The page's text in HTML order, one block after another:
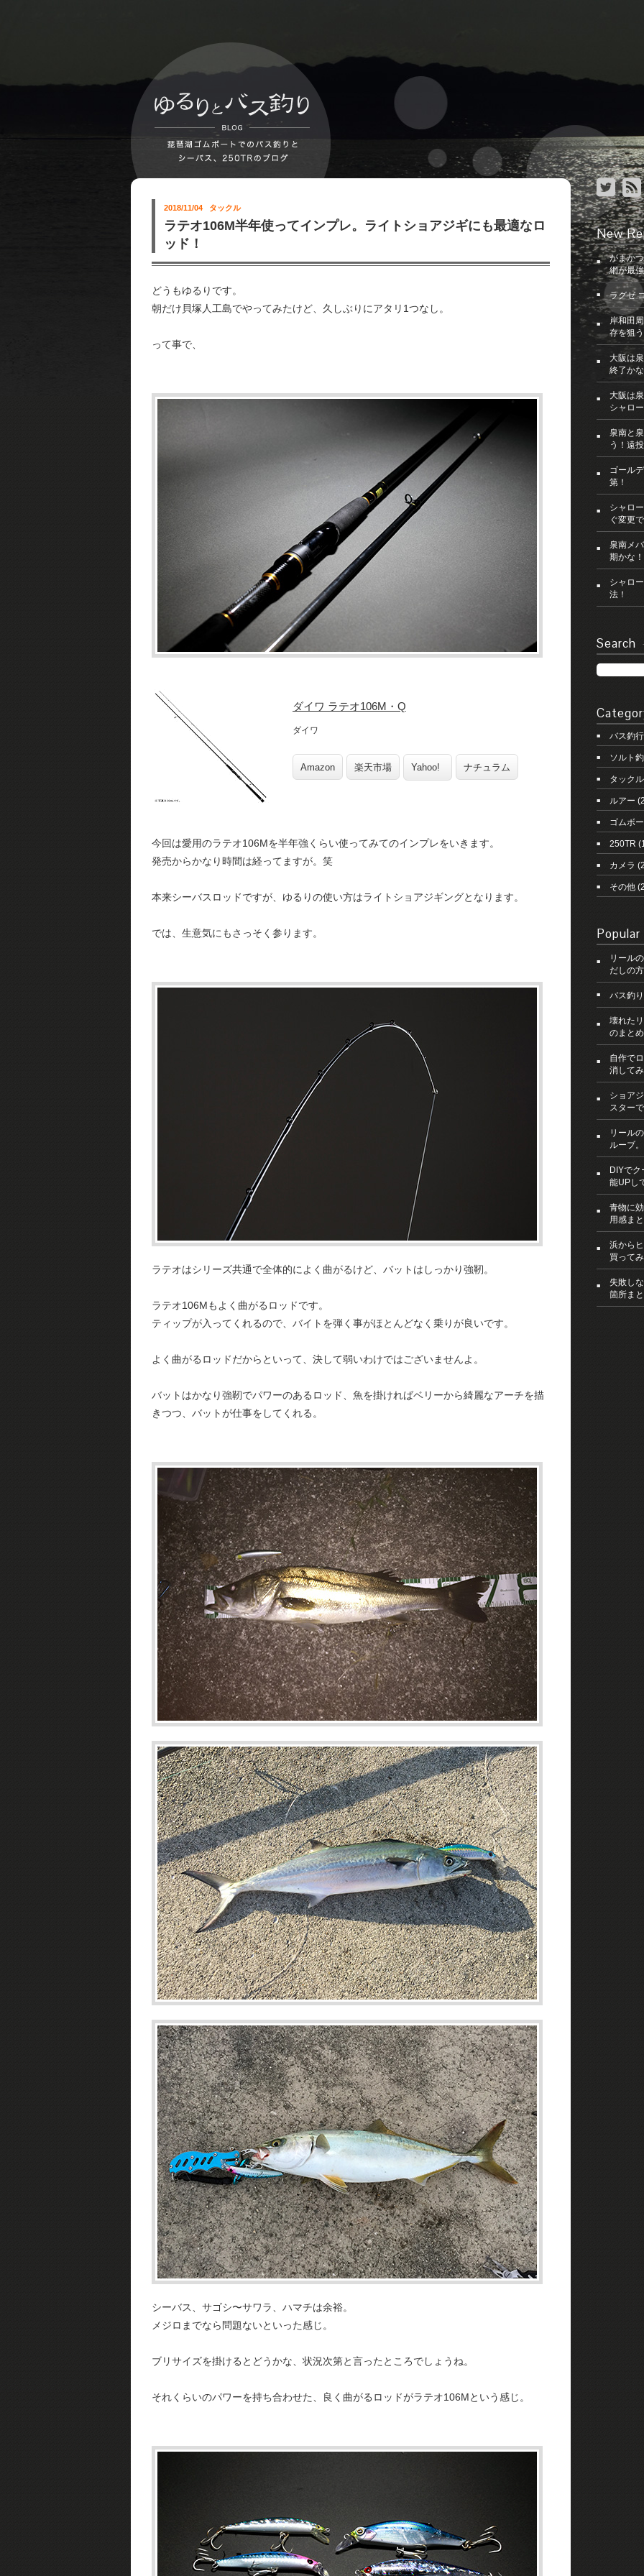
2018/11/04 タックル
ラテオ106M半年使ってインプレ。ライトショアジギにも最適なロ
ッド！
どうもゆるりです。
朝だけ貝塚人工島でやってみたけど、久しぶりにアタリ1つなし。
って事で、
ダイワ ラテオ106M・Q
ダイワ
Amazon 楽天市場 Yahoo! ナチュラム
今回は愛用のラテオ106Mを半年強くらい使ってみてのインプレをいきます。
発売からかなり時間は経ってますが。笑
本来シーバスロッドですが、ゆるりの使い方はライトショアジギングとなります。
では、生意気にもさっそく参ります。
ラテオはシリーズ共通で全体的によく曲がるけど、バットはしっかり強靭。
ラテオ106Mもよく曲がるロッドです。
ティップが入ってくれるので、バイトを弾く事がほとんどなく乗りが良いです。
よく曲がるロッドだからといって、決して弱いわけではございませんよ。
バットはかなり強靭でパワーのあるロッド、魚を掛ければベリーから綺麗なアーチを描
きつつ、バットが仕事をしてくれる。
シーバス、サゴシ〜サワラ、ハマチは余裕。
メジロまでなら問題ないといった感じ。
ブリサイズを掛けるとどうかな、状況次第と言ったところでしょうね。
それくらいのパワーを持ち合わせた、良く曲がるロッドがラテオ106Mという感じ。
New
がまか
網が最
ラグゼ
岸和田
存を狙
大阪は
終了か
大阪は
シャロ
泉南と
う！遠
ゴール
第！
シャロ
ぐ変更
泉南メ
期かな
シャロ
法！
Search
バス釣
ソルト
タックル
ルアー
ゴムボ
250TR
カメラ
その他
リール
だしの
バス釣
壊れた
のまと
自作で
消して
ショア
スター
リール
ルーブ。
DIYで
能UPし
青物に
用感ま
浜から
買って
失敗し
箇所ま